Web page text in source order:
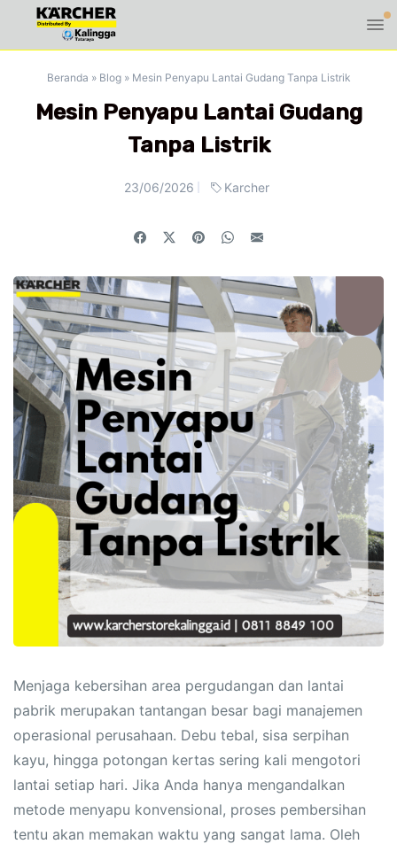
Beranda » Blog» Mesin Penyapu Lantai Gudang Tanpa Listrik
Mesin Penyapu Lantai Gudang
Tanpa Listrik
23/06/2026 Karcher
Menjaga kebersihan area pergudangan dan lantai
pabrik merupakan tantangan besar bagi manajemen
operasional perusahaan. Debu tebal, sisa serpihan
kayu, hingga potongan kertas sering kali mengotori
lantai setiap hari. Jika Anda hanya mengandalkan
metode menyapu konvensional, proses pembersihan
tentu akan memakan waktu yang sangat lama. Oleh